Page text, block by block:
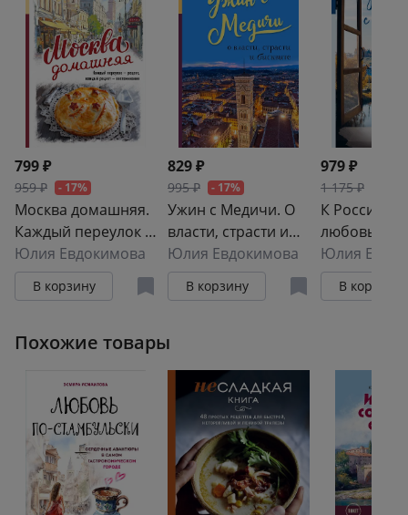
799 ₽
959 ₽ - 17%
Москва домашняя.
Каждый переулок -
рецепт, каждый
рецепт -
воспоминание
Юлия Евдокимова
В корзину
829 ₽
995 ₽ - 17%
Ужин с Медичи. О
власти, страсти и
бисквите
Юлия Евдокимова
В корзину
979 ₽
1 175 ₽
К России с
любовью! В
поисках
восходов и
Юлия
В корзину
Похожие товары